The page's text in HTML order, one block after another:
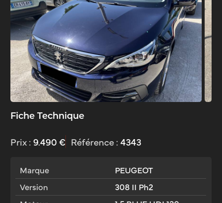
Fiche Technique
Prix :9.490 € Référence :4343
Marque
PEUGEOT
Version
308 II Ph2